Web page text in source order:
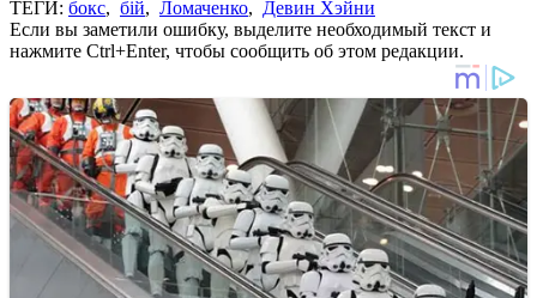
ТЕГИ: бокс, бій, Ломаченко, Девин Хэйни
Если вы заметили ошибку, выделите необходимый текст и
нажмите Ctrl+Enter, чтобы сообщить об этом редакции.